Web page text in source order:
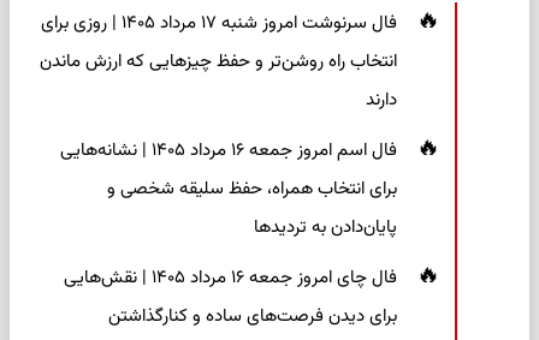
فال سرنوشت امروز شنبه ۱۷ مرداد ۱۴۰۵ | روزی برای
انتخاب راه روشن‌تر و حفظ چیزهایی که ارزش ماندن
دارند
فال اسم امروز جمعه ۱۶ مرداد ۱۴۰۵ | نشانه‌هایی
برای انتخاب همراه، حفظ سلیقه شخصی و
پایان‌دادن به تردیدها
فال چای امروز جمعه ۱۶ مرداد ۱۴۰۵ | نقش‌هایی
برای دیدن فرصت‌های ساده و کنارگذاشتن